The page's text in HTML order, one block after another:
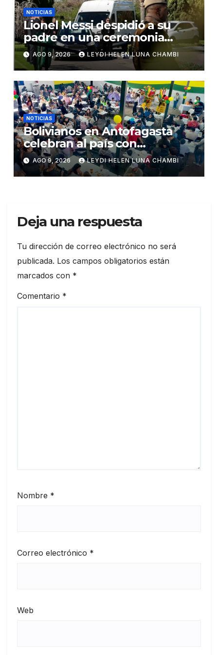
NOTICIAS
Lionel Messi despidió a su
padre en una ceremonia
íntima en Rosario
AGO 9, 2026 LEYDI HELEN LUNA CHAMBI
NOTICIAS
Bolivianos en Antofagasta
celebran al país con
gastronomía, folclore y un
llamado a la unidad
AGO 9, 2026 LEYDI HELEN LUNA CHAMBI
Deja una respuesta
Tu dirección de correo electrónico no será
publicada. Los campos obligatorios están
marcados con *
Comentario *
Nombre *
Correo electrónico *
Web